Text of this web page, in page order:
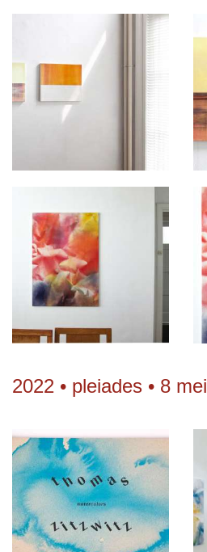
2022 • pleiades • 8